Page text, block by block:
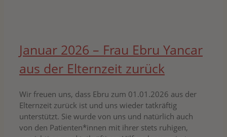
Januar 2026 – Frau Ebru Yancar
aus der Elternzeit zurück
Wir freuen uns, dass Ebru zum 01.01.2026 aus der
Elternzeit zurück ist und uns wieder tatkräftig
unterstützt. Sie wurde von uns und natürlich auch
von den Patienten*innen mit ihrer stets ruhigen,